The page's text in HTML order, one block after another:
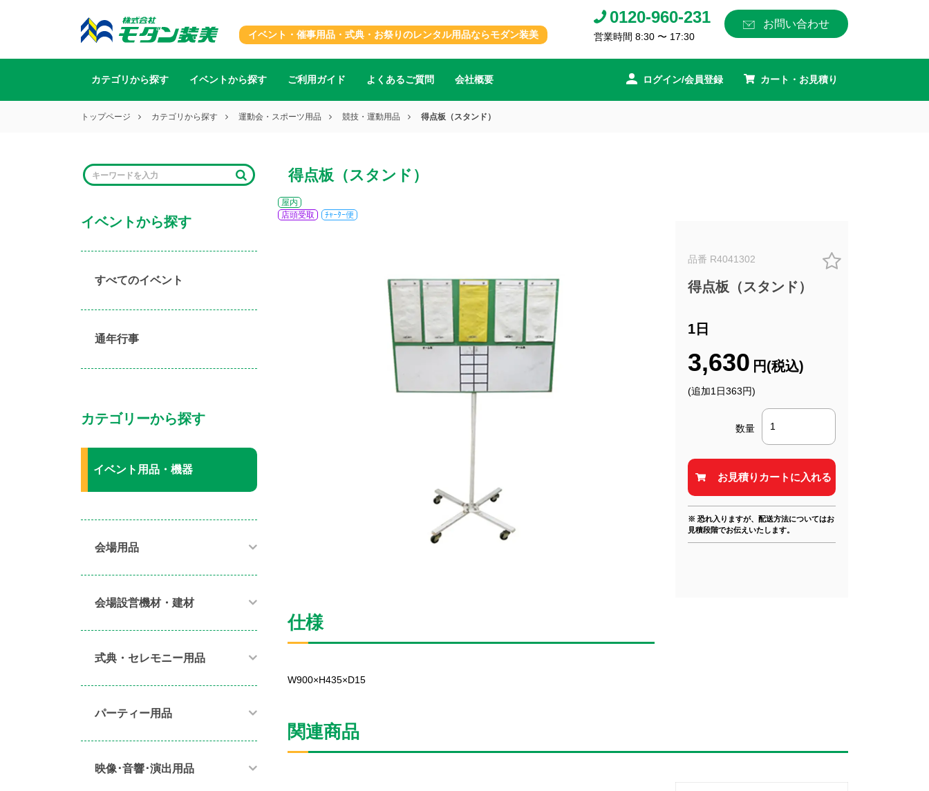
イベント・催事用品・式典・お祭りのレンタル用品ならモダン装美
0120-960-231
営業時間 8:30 〜 17:30
お問い合わせ
カテゴリから探す イベントから探す ご利用ガイド よくあるご質問 会社概要 ログイン/会員登録 カート・お見積り
トップページ カテゴリから探す 運動会・スポーツ用品 競技・運動用品 得点板（スタンド）
イベントから探す
すべてのイベント
通年行事
カテゴリーから探す
イベント用品・機器
会場用品
会場設営機材・建材
式典・セレモニー用品
パーティー用品​
映像･音響･演出用品​
得点板（スタンド）
屋内
店頭受取
ﾁｬｰﾀｰ便
仕様
W900×H435×D15
品番 R4041302
得点板（スタンド）
1日
3,630 円(税込)
(追加1日363円)
数量
※ 恐れ入りますが、配送方法についてはお
見積段階でお伝えいたします。
関連商品